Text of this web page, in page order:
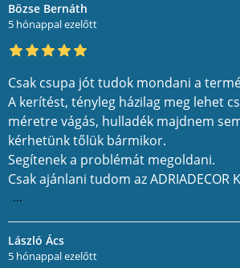
Bözse Bernáth
5 hónappal ezelőtt
Csak csupa jót tudok mondani a
A kerítést, tényleg házilag meg lehet
méretre vágás, hulladék majdnem
kérhetünk tőlük bármikor.
Segítenek a problémát megoldani.
Csak ajánlani tudom az ADRIADECOR
...
László Ács
5 hónappal ezelőtt